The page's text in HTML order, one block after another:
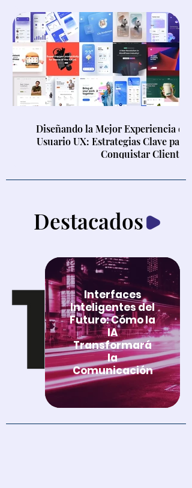
Diseñando la Mejor Experiencia de
Usuario UX: Estrategias Clave para
Conquistar Clientes
Destacados
Interfaces
Inteligentes del
Futuro: Cómo la
IA
Transformará
la
Comunicación